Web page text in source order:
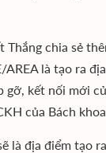
Thắng chia sẻ
AREA là tạo ra
gỡ, kết nối mới
của Bách
là địa điểm tạo